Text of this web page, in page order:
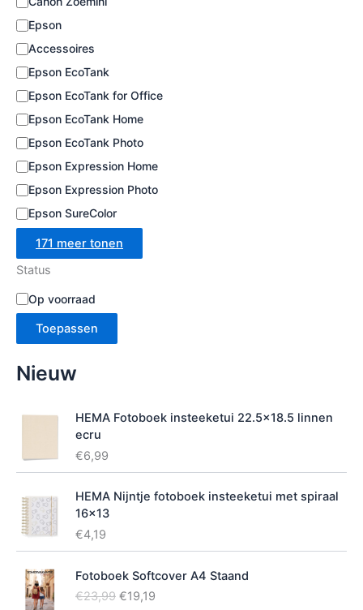
e
Epson
Accessoires
Epson EcoTank
Epson EcoTank for Office
Epson EcoTank Home
Epson EcoTank Photo
Epson Expression Home
Epson Expression Photo
Epson SureColor
171 meer tonen
Status
B
e
c
i
h
d
Op voorraad
Toepassen
Nieuw
HEMA Fotoboek insteeketui 22.5x18.5 linnen
ecru
€6,99
HEMA Nijntje fotoboek insteeketui met spiraal
16x13
€4,19
Fotoboek Softcover A4 Staand
€23,99 O
€19,19H